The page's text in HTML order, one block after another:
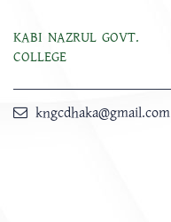
KABI NAZRUL GOVT.
COLLEGE
kngcdhaka@gmail.com